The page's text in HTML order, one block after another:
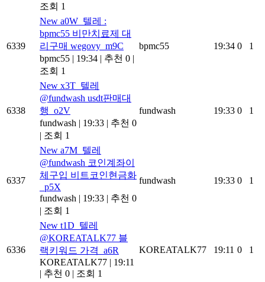
조회 1
6339
New a0W_텔레 :
bpmc55 비만치료제 대
리구매 wegovy_m9C
bpmc55 | 19:34 | 추천 0 |
조회 1
bpmc55 19:34 0 1
6338
New x3T_텔레
@fundwash usdt판매대
행_o2V
fundwash | 19:33 | 추천 0
| 조회 1
fundwash 19:33 0 1
6337
New a7M_텔레
@fundwash 코인계좌이
체구입 비트코인현금화
_p5X
fundwash | 19:33 | 추천 0
| 조회 1
fundwash 19:33 0 1
6336
New t1D_텔레
@KOREATALK77 블
랙키워드 가격_a6R
KOREATALK77 | 19:11
| 추천 0 | 조회 1
KOREATALK77 19:11 0 1